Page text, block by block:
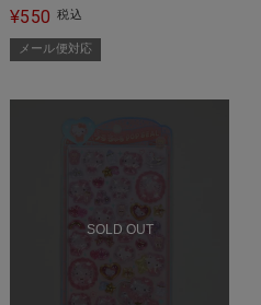
ルズ/トムとジェリー/エンジェル
ブルー＜メール便対応＞
¥550 税込
メール便対応
SOLD OUT